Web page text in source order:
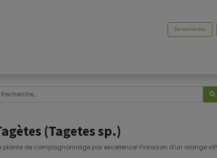
Se connecter
(Tagetes sp.)
plante de compagnonnage par excellence! Floraison d'un orange vif!